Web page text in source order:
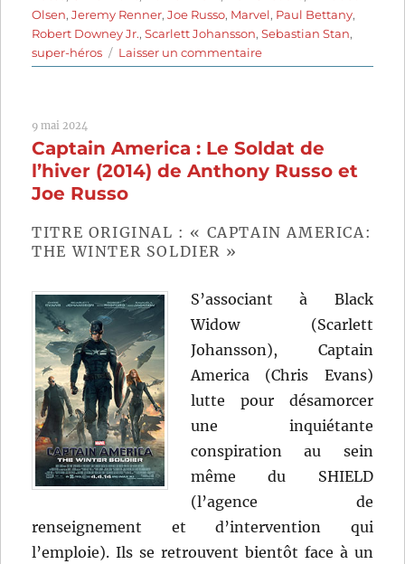
Olsen,Jeremy Renner,Joe Russo, Marvel, Paul Bettany,
Robert Downey Jr.,Scarlett Johansson,Sebastian Stan,
super-héros
Laisser un commentairesur
Captain
(2016)
de
Anthony
Joe
9 mai 2024
Captain America : Le Soldat de
l’hiver (2014) de Anthony Russo et
Joe Russo
TITRE ORIGINAL : « CAPTAIN AMERICA:
THE WINTER SOLDIER »
S’associant à Black
Widow (Scarlett
Johansson), Captain
America (Chris Evans)
lutte pour désamorcer
une inquiétante
conspiration au sein
même du SHIELD
(l’agence de
renseignement et d’intervention qui
l’emploie). Ils se retrouvent bientôt face à un